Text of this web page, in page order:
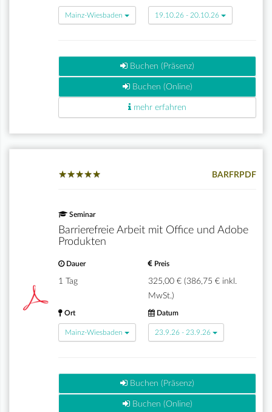
Mainz-Wiesbaden 19.10.26 - 20.10.26
Buchen (Präsenz)
Buchen (Online)
mehr erfahren
★★★★★
★★★★★ BARFRPDF
Seminar
Barrierefreie Arbeit mit Office und Adobe
Produkten
Dauer
1 Tag
Preis
325,00 € (386,75 € inkl.
MwSt.)
Ort
Mainz-Wiesbaden
Datum
23.9.26 - 23.9.26
Buchen (Präsenz)
Buchen (Online)